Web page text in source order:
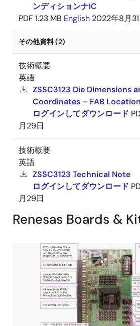
ンディションナIC
PDF 1.23 MB English 2022年8月
その他資料 (2)
技術概要
英語
ZSSC3123 Die Dimensions
Coordinates – FAB
ログインしてダウンロード
月29日
技術概要
英語
ZSSC3123 Technical Note
ログインしてダウンロード
月29日
Renesas Boards &